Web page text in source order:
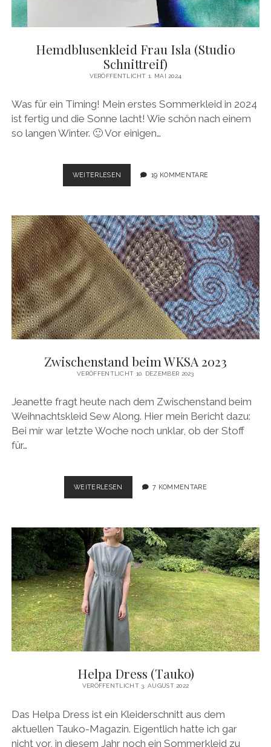
Hemdblusenkleid Frau Isla (Studio
Schnittreif)
VERÖFFENTLICHT 1. MAI 2024
Was für ein Timing! Mein erstes Sommerkleid in 2024
ist fertig und die Sonne lacht! Wie schön nach einem
so langen Winter. 🙂 Vor einigen…
WEITERLESEN HEMDBLUSENKLEID
FRAU
SCHNITTREIF)
19 KOMMENTARE
Zwischenstand beim WKSA 2023
VERÖFFENTLICHT 10. DEZEMBER 2023
Jeanette fragt heute nach dem Zwischenstand beim
Weihnachtskleid Sew Along. Hier mein Bericht dazu:
Bei mir war letzte Woche noch unklar, ob der Stoff
für…
WEITERLESEN ZWISCHENSTAND
BEIM
7 KOMMENTARE
Helpa Dress (Tauko)
VERÖFFENTLICHT 3. AUGUST 2022
Das Helpa Dress ist ein Kleiderschnitt aus dem
aktuellen Tauko-Magazin. Eigentlich hatte ich gar
nicht vor, in diesem Jahr noch ein Sommerkleid zu